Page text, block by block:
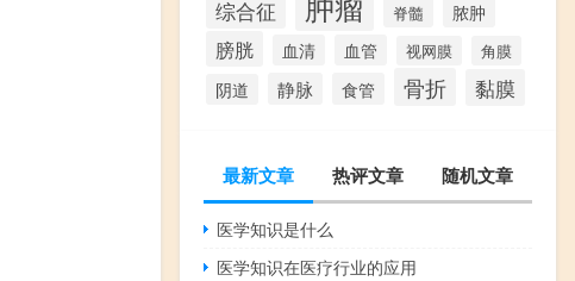
综合征 脊髓 脓肿
膀胱 血清 血管 视网膜 角膜
阴道 静脉 食管 骨折 黏膜
最新文章 热评文章 随机文章
医学知识是什么
医学知识在医疗行业的应用